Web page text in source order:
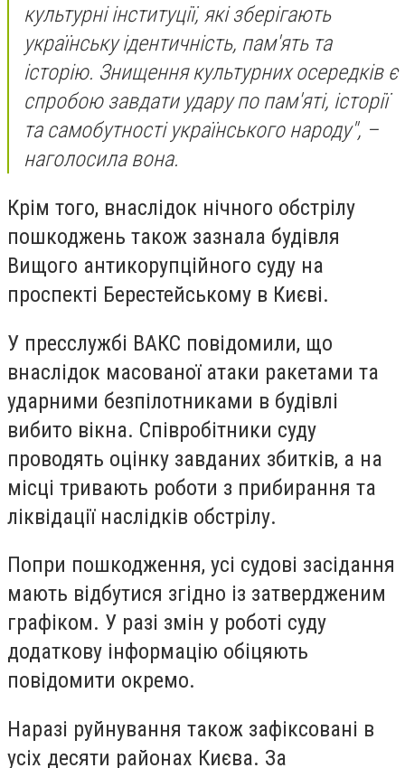
культурні інституції, які зберігають
українську ідентичність, пам'ять та
історію. Знищення культурних осередків є
спробою завдати удару по пам'яті, історії
та самобутності українського народу", –
наголосила вона.
Крім того, внаслідок нічного обстрілу
пошкоджень також зазнала будівля
Вищого антикорупційного суду на
проспекті Берестейському в Києві.
У пресслужбі ВАКС повідомили, що
внаслідок масованої атаки ракетами та
ударними безпілотниками в будівлі
вибито вікна. Співробітники суду
проводять оцінку завданих збитків, а на
місці тривають роботи з прибирання та
ліквідації наслідків обстрілу.
Попри пошкодження, усі судові засідання
мають відбутися згідно із затвердженим
графіком. У разі змін у роботі суду
додаткову інформацію обіцяють
повідомити окремо.
Наразі руйнування також зафіксовані в
усіх десяти районах Києва. За